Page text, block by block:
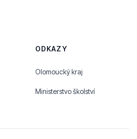
ODKAZY
Olomoucký kraj
Ministerstvo školství